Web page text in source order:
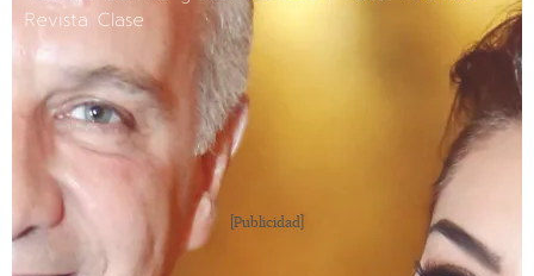
Revista Clase
[Publicidad]